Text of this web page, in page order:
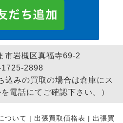
市岩槻区真福寺69-2
2898
込みの買取の場合は倉庫にス
電話にてご確認下さい。）
ついて | 出張買取価格表 | 出張買